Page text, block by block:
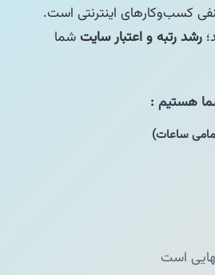
کسب‌وکارهای اینترنتی است.
رشد رتبه و اعتبار سایتشما
ساعات)
است